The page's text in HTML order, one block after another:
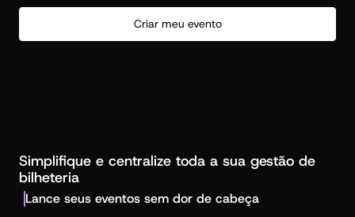
Crie uma página que reúne todos os seus eventos
Criar meu evento
Simplifique e centralize toda a sua gestão de
bilheteria
Lance seus eventos sem dor de cabeça